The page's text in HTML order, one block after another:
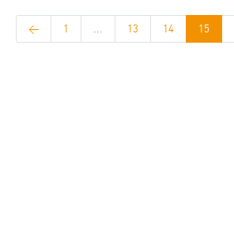
< 1 13 14 15